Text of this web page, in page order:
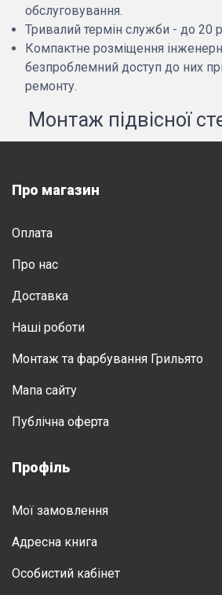
обслуговування.
Тривалий термін служби - до 20
Компактне розміщення
безпроблемний доступ до них
ремонту.
Монтаж підвісної
Про магазин
Оплата
Про нас
Доставка
Нашi роботи
Монтаж та фарбування Грильято
Мапа сайту
Публічна оферта
Профіль
Мої замовлення
Адресна книга
Особистий кабінет